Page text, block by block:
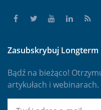
Zasubskrybuj Longterm
Bądź na bieżąco!
artykułach i webinarach.